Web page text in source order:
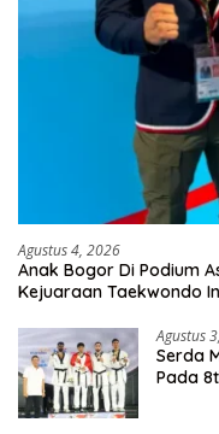
Agustus 4, 2026
Anak Bogor Di Podium
Kejuaraan Taekwondo
Agustus
Serda
Pada